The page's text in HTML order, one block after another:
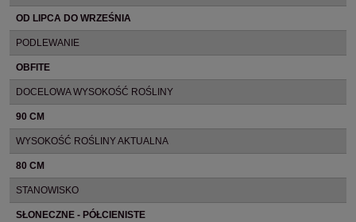
OD LIPCA DO WRZEŚNIA
PODLEWANIE
OBFITE
DOCELOWA WYSOKOŚĆ ROŚLINY
90 CM
WYSOKOŚĆ ROŚLINY AKTUALNA
80 CM
STANOWISKO
SŁONECZNE - PÓŁCIENISTE